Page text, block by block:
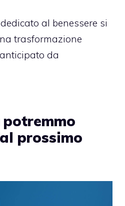
al benessere si
trasformazione
da
potremmo
prossimo